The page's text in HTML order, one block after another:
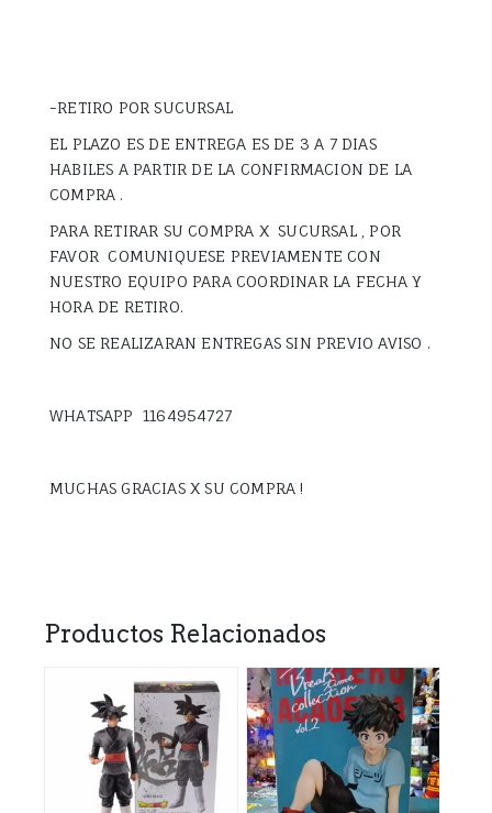
-RETIRO POR SUCURSAL
EL PLAZO ES DE ENTREGA ES DE 3 A 7 DIAS
HABILES A PARTIR DE LA CONFIRMACION DE LA
COMPRA .
PARA RETIRAR SU COMPRA X SUCURSAL , POR
FAVOR COMUNIQUESE PREVIAMENTE CON
NUESTRO EQUIPO PARA COORDINAR LA FECHA Y
HORA DE RETIRO.
NO SE REALIZARAN ENTREGAS SIN PREVIO AVISO .
WHATSAPP 1164954727
MUCHAS GRACIAS X SU COMPRA !
Productos Relacionados